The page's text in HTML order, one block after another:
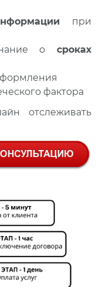
при
о сроках
фактора
отслеживать